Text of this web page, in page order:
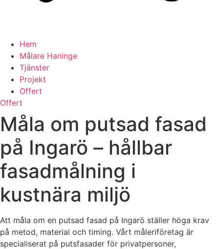
Hem
Målare Haninge
Tjänster
Projekt
Offert
Offert
Måla om putsad fasad
på Ingarö – hållbar
fasadmålning i
kustnära miljö
Att måla om en putsad fasad på Ingarö ställer höga krav
på metod, material och timing. Vårt måleriföretag är
specialiserat på putsfasader för privatpersoner,